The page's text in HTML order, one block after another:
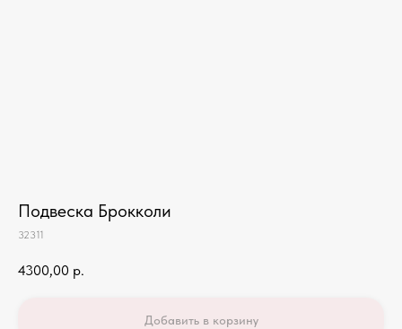
Подвеска Брокколи
32311
4300,00 р.
Добавить в корзину